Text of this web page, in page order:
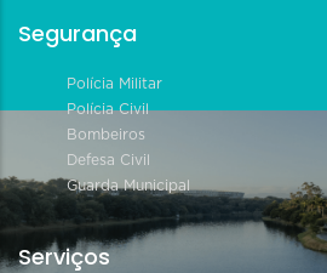
Segurança
Polícia Militar
Polícia Civil
Bombeiros
Defesa Civil
Guarda Municipal
Serviços